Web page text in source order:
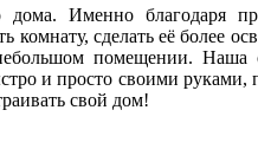
Именно благодаря
сделать её более
помещении. Наша
и просто своими руками,
свой дом!